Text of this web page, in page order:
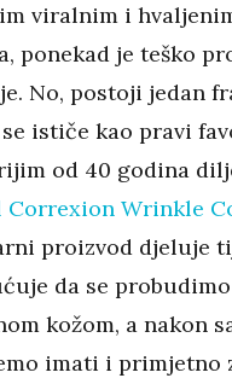
viralnim i
ponekad je teško
No, postoji jedan
ističe kao pravi
od 40 godina
Correxion Wrinkle
proizvod djeluje
da se
kožom, a nakon
imati i primjetno